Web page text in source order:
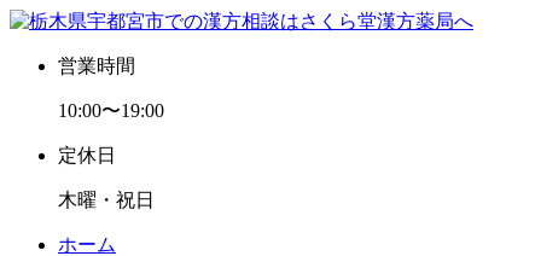
営業時間
10:00〜19:00
定休日
木曜・祝日
ホーム